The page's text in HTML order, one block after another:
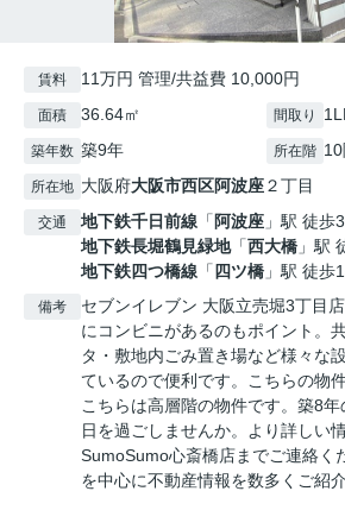
賃料 11万円 管理/共益費 10,000円
面積 36.64㎡ 間取り
築年数 築9年 所在階
所在地 大阪府大阪市西区阿波座２丁目
交通 地下鉄千日前線 「 阿波座 」駅 徒歩
地下鉄長堀鶴見緑地「西大橋 」駅
地下鉄四つ橋線 「 四ツ橋 」駅 徒歩
備考
セブンイレブン 大阪立売堀3丁目
にコンビニがあるのもポイント。
タ・敷地内ごみ置き場など様々な
ているので便利です。こちらの物
こちらは高層階の物件です。築8
日を過ごしませんか。より詳しい
SumoSumo心斎橋店までご連絡く
を中心に不動産情報を数多くご紹